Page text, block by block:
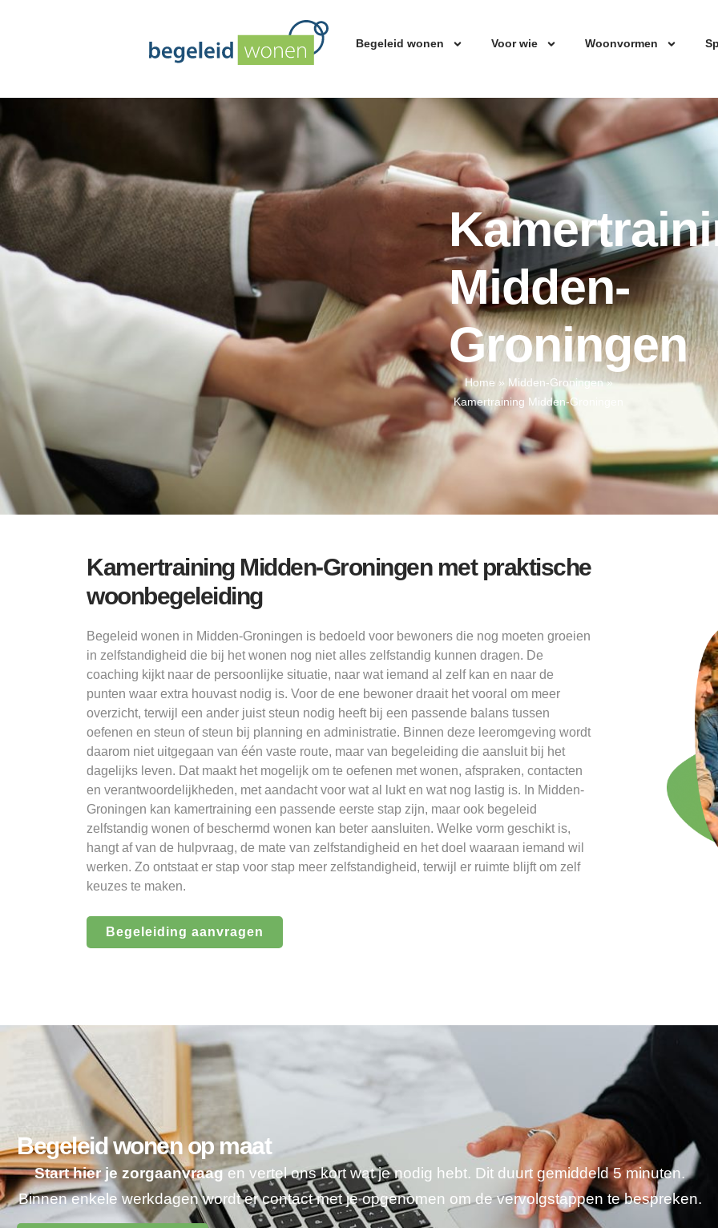
Begeleid wonen Voor wie Woonvormen
Midden-
Groningen
Home » Midden-Groningen»
Kamertraining Midden-Groningen
Kamertraining Midden-Groningen met praktische
woonbegeleiding
Begeleid wonen in Midden-Groningen is bedoeld voor bewoners die nog moeten groeien
in zelfstandigheid die bij het wonen nog niet alles zelfstandig kunnen dragen. De
coaching kijkt naar de persoonlijke situatie, naar wat iemand al zelf kan en naar de
punten waar extra houvast nodig is. Voor de ene bewoner draait het vooral om meer
overzicht, terwijl een ander juist steun nodig heeft bij een passende balans tussen
oefenen en steun of steun bij planning en administratie. Binnen deze leeromgeving wordt
daarom niet uitgegaan van één vaste route, maar van begeleiding die aansluit bij het
dagelijks leven. Dat maakt het mogelijk om te oefenen met wonen, afspraken, contacten
en verantwoordelijkheden, met aandacht voor wat al lukt en wat nog lastig is. In Midden-
Groningen kan kamertraining een passende eerste stap zijn, maar ook begeleid
zelfstandig wonen of beschermd wonen kan beter aansluiten. Welke vorm geschikt is,
hangt af van de hulpvraag, de mate van zelfstandigheid en het doel waaraan iemand wil
werken. Zo ontstaat er stap voor stap meer zelfstandigheid, terwijl er ruimte blijft om zelf
keuzes te maken.
Begeleiding aanvragen
Begeleid wonen op maat
Start hier je zorgaanvraagen vertel ons kort wat je nodig hebt. Dit duurt gemiddeld 5 minuten.
Binnen enkele werkdagen wordt er contact met je opgenomen om de vervolgstappen te bespreken.